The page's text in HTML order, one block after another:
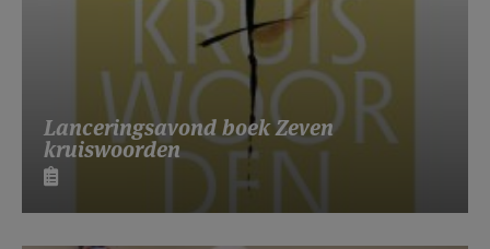
Lanceringsavond boek Zeven
kruiswoorden